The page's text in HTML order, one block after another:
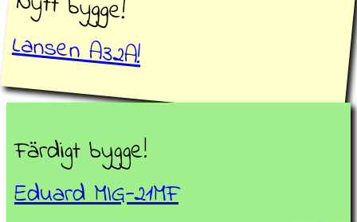
Lansen A32A!
Färdigt bygge!
Eduard MIG-21MF